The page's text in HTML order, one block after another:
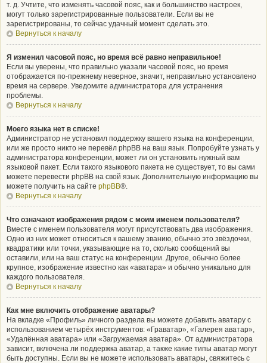
т. д. Учтите, что изменять часовой пояс, как и большинство настроек,
могут только зарегистрированные пользователи. Если вы не
зарегистрированы, то сейчас удачный момент сделать это.
Вернуться к началу
Я изменил часовой пояс, но время всё равно неправильное!
Если вы уверены, что правильно указали часовой пояс, но время
отображается по-прежнему неверное, значит, неправильно установлено
время на сервере. Уведомите администратора для устранения
проблемы.
Вернуться к началу
Моего языка нет в списке!
Администратор не установил поддержку вашего языка на конференции,
или же просто никто не перевёл phpBB на ваш язык. Попробуйте узнать у
администратора конференции, может ли он установить нужный вам
языковой пакет. Если такого языкового пакета не существует, то вы сами
можете перевести phpBB на свой язык. Дополнительную информацию вы
можете получить на сайте phpBB®.
Вернуться к началу
Что означают изображения рядом с моим именем пользователя?
Вместе с именем пользователя могут присутствовать два изображения.
Одно из них может относиться к вашему званию, обычно это звёздочки,
квадратики или точки, указывающие на то, сколько сообщений вы
оставили, или на ваш статус на конференции. Другое, обычно более
крупное, изображение известно как «аватара» и обычно уникально для
каждого пользователя.
Вернуться к началу
Как мне включить отображение аватары?
На вкладке «Профиль» личного раздела вы можете добавить аватару с
использованием четырёх инструментов: «Граватар», «Галерея аватар»,
«Удалённая аватара» или «Загружаемая аватара». От администратора
зависит, включена ли поддержка аватар, а также какие типы аватар могут
быть доступны. Если вы не можете использовать аватары, свяжитесь с